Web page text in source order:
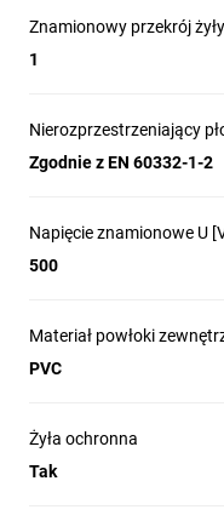
Znamionowy przekrój
1
Nierozprzestrzeniający
Zgodnie z EN 60332-1-2
Napięcie znamionowe U
500
Materiał powłoki
PVC
Żyła ochronna
Tak